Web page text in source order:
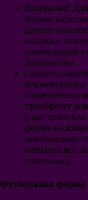
Внимание!
формы
другие
высоких
изначальную
разрушения.
Гладить
современных
приобретет
у вас
форму на
максимально
обходить все
символику.
Футбольная форма